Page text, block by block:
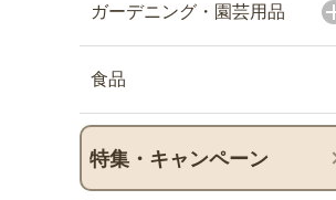
ガーデニング・園芸用品
食品
特集・キャンペーン